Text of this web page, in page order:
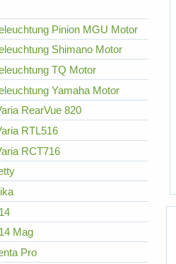
Pinion MGU Motor
Shimano Motor
TQ Motor
Yamaha Motor
RearVue 820
RTL516
RCT716
Mag
Pro